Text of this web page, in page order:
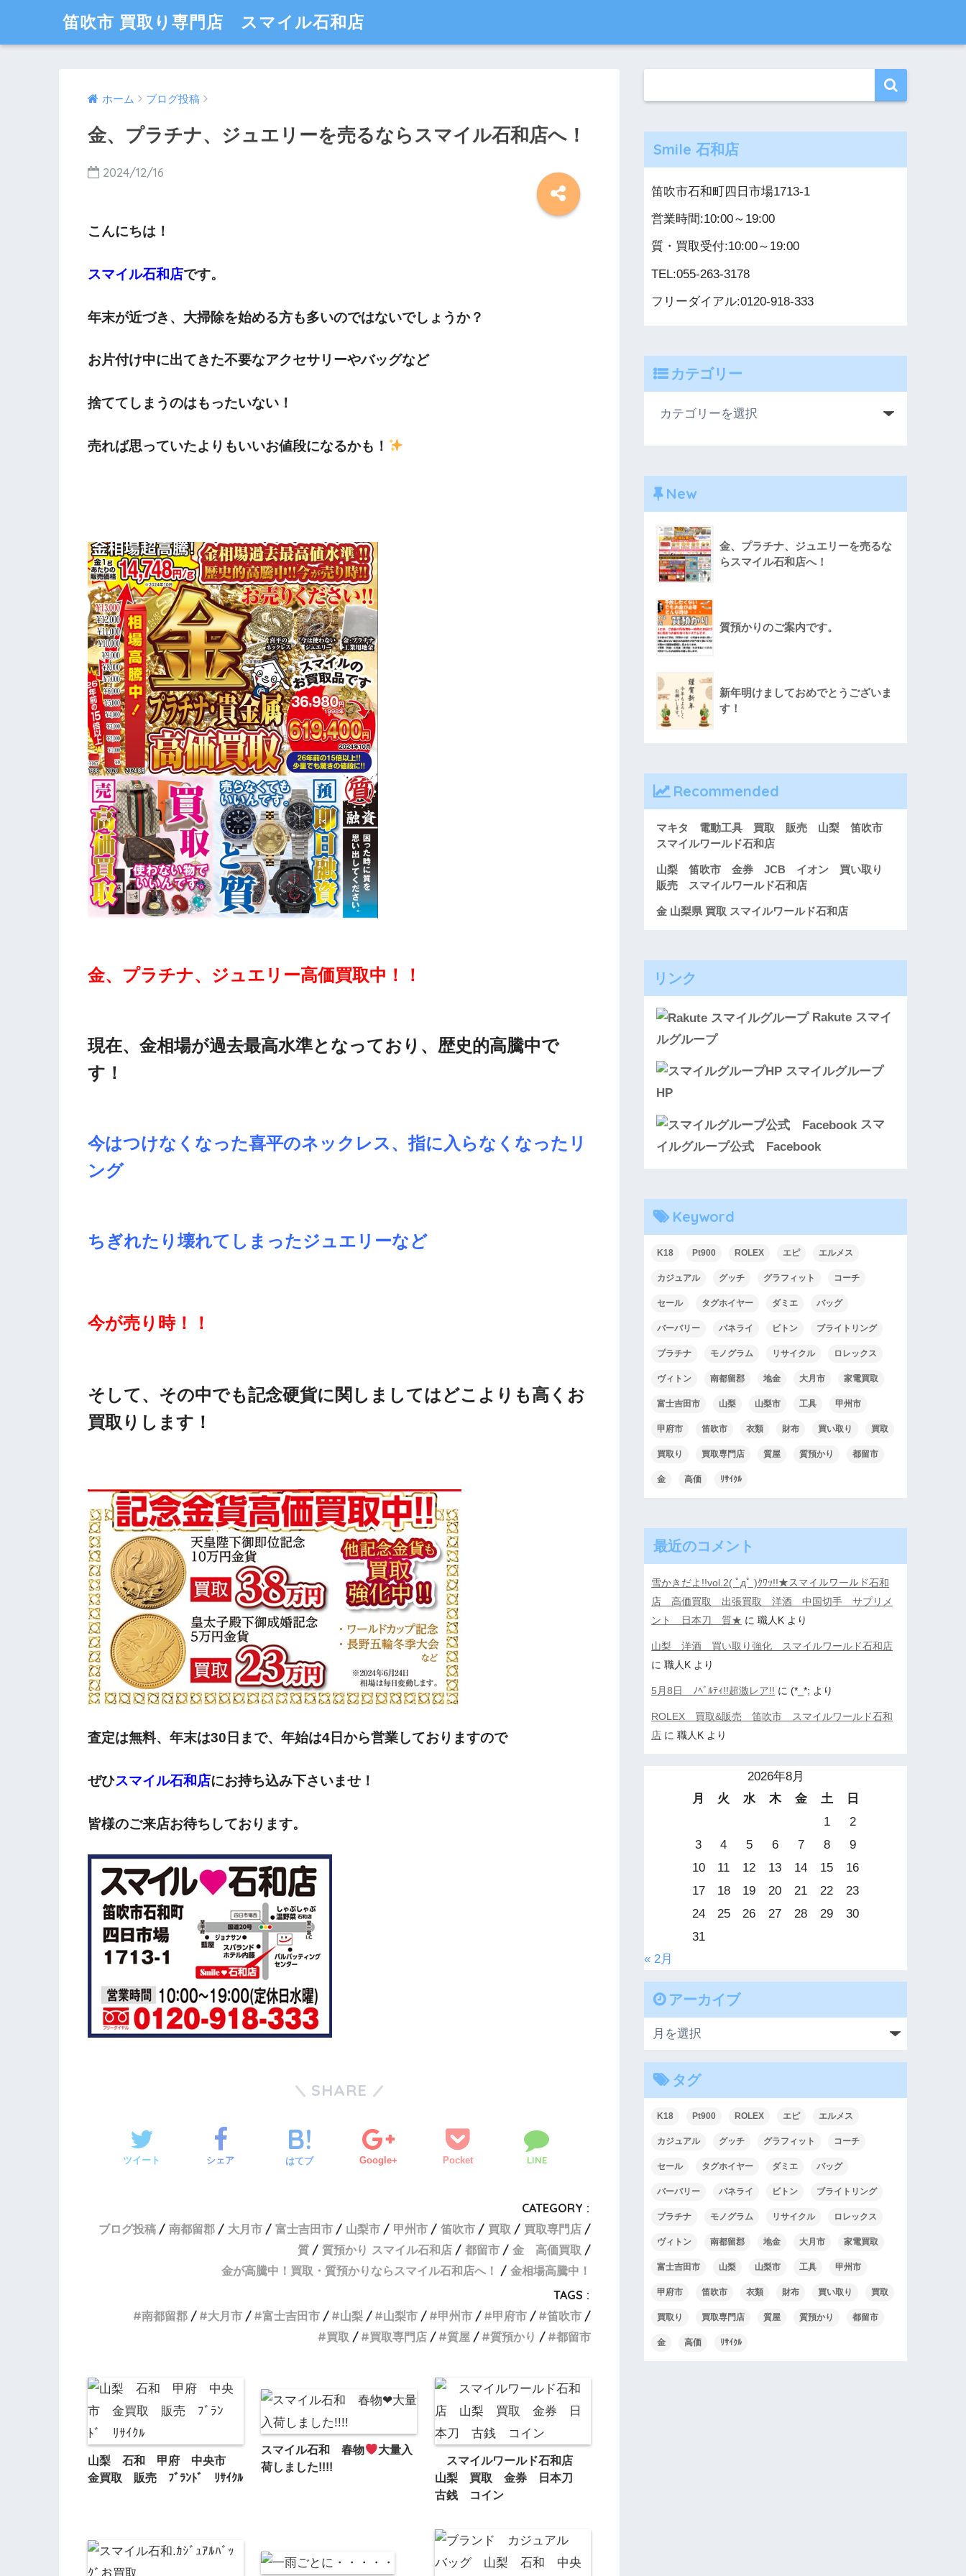
笛吹市 買取り専門店 スマイル石和店
ホーム ブログ投稿
金、プラチナ、ジュエリーを売るならスマイル石和店へ！
2024/12/16
こんにちは！
スマイル石和店です。
年末が近づき、大掃除を始める方も多いのではないでしょうか？
お片付け中に出てきた不要なアクセサリーやバッグなど
捨ててしまうのはもったいない！
売れば思っていたよりもいいお値段になるかも！
金、プラチナ、ジュエリー高価買取中！！
現在、金相場が過去最高水準となっており、歴史的高騰中で
す！
今はつけなくなった喜平のネックレス、指に入らなくなったリ
ング
ちぎれたり壊れてしまったジュエリーなど
今が売り時！！
そして、その中でも記念硬貨に関しましてはどこよりも高くお
買取りします！
査定は無料、年末は30日まで、年始は4日から営業しておりますので
ぜひスマイル石和店にお持ち込み下さいませ！
皆様のご来店お待ちしております。
SHARE
ツイート シェア はてブ Google+ Pocket LINE
CATEGORY :
ブログ投稿
南都留郡 大月市 富士吉田市 山梨市 甲州市 笛吹市 買取
買取専門店
質
質預かり スマイル石和店 都留市
金 高価買取
金が高騰中！買取・質預かりならスマイル石和店へ！
金相場高騰中！
TAGS :
南都留郡
大月市 富士吉田市 山梨 山梨市 甲州市 甲府市
笛吹市
買取
買取専門店 質屋 質預かり 都留市
山梨 石和 甲府 中央市
金買取 販売 ﾌﾞﾗﾝﾄﾞ ﾘｻｲｸﾙ
スマイル石和 春物
大量入
荷しました!!!!
スマイルワールド石和店
山梨 買取 金券 日本刀
古銭 コイン
Smile 石和店
笛吹市石和町四日市場1713-1
営業時間:10:00～19:00
質・買取受付:10:00～19:00
TEL:055-263-3178
フリーダイアル:0120-918-333
カテゴリー
New
金、プラチナ、ジュエリーを売るな
らスマイル石和店へ！
質預かりのご案内です。
新年明けましておめでとうございま
す！
Recommended
マキタ 電動工具 買取 販売 山梨 笛吹市
スマイルワールド石和店
山梨 笛吹市 金券 JCB イオン 買い取り
販売 スマイルワールド石和店
金 山梨県 買取 スマイルワールド石和店
リンク
Rakute スマイ
ルグループ
スマイルグループ
HP
スマ
イルグループ公式 Facebook
Keyword
K18 Pt900 ROLEX エピ エルメス
カジュアル グッチ グラフィット コーチ
セール タグホイヤー ダミエ バッグ
バーバリー パネライ ビトン ブライトリング
プラチナ モノグラム リサイクル ロレックス
ヴィトン 南都留郡 地金 大月市 家電買取
富士吉田市 山梨 山梨市 工具 甲州市
甲府市 笛吹市 衣類 財布 買い取り 買取
買取り 買取専門店 質屋 質預かり 都留市
金 高価 ﾘｻｲｸﾙ
最近のコメント
雪かきだよ!!vol.2( ﾟдﾟ )ｸﾜｯ!!★スマイルワールド石和
店 高価買取 出張買取 洋酒 中国切手 サプリメ
ント 日本刀 質★ に職人K より
山梨 洋酒 買い取り強化 スマイルワールド石和店
に職人K より
5月8日 ﾉﾍﾞﾙﾃｨ!!超激レア!! に (*_*; より
ROLEX 買取&販売 笛吹市 スマイルワールド石和
店 に職人K より
2026年8月
月
火 水 木 金 土
日
1
2
3
4 5 6 7 8
9
10
11 12 13 14 15
16
17
18 19 20 21 22
23
24
25 26 27 28 29
30
31
« 2月
アーカイブ
タグ
K18 Pt900 ROLEX エピ エルメス
カジュアル グッチ グラフィット コーチ
セール タグホイヤー ダミエ バッグ
バーバリー パネライ ビトン ブライトリング
プラチナ モノグラム リサイクル ロレックス
ヴィトン 南都留郡 地金 大月市 家電買取
富士吉田市 山梨 山梨市 工具 甲州市
甲府市 笛吹市 衣類 財布 買い取り 買取
買取り 買取専門店 質屋 質預かり 都留市
金 高価 ﾘｻｲｸﾙ